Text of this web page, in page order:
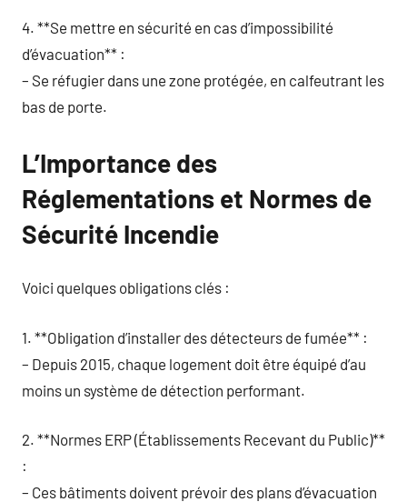
4. **Se mettre en sécurité en cas d’impossibilité
d’évacuation** :
– Se réfugier dans une zone protégée, en calfeutrant les
bas de porte.
L’Importance des
Réglementations et Normes de
Sécurité Incendie
Voici quelques obligations clés :
1. **Obligation d’installer des détecteurs de fumée** :
– Depuis 2015, chaque logement doit être équipé d’au
moins un système de détection performant.
2. **Normes ERP (Établissements Recevant du Public)**
:
– Ces bâtiments doivent prévoir des plans d’évacuation